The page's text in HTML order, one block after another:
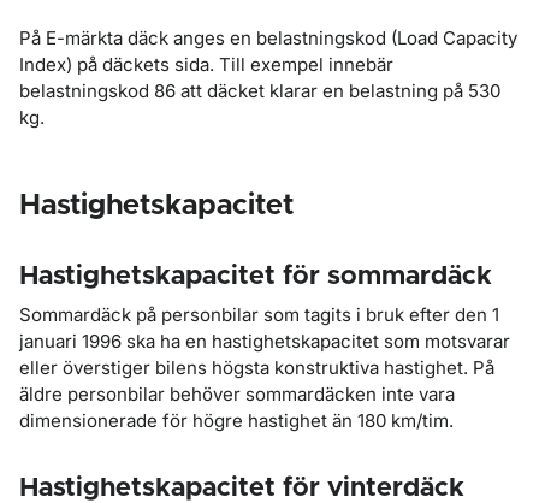
På E-märkta däck anges en belastningskod (Load Capacity
Index) på däckets sida. Till exempel innebär
belastningskod 86 att däcket klarar en belastning på 530
kg.
Hastighetskapacitet
Hastighetskapacitet för sommardäck
Sommardäck på personbilar som tagits i bruk efter den 1
januari 1996 ska ha en hastighetskapacitet som motsvarar
eller överstiger bilens högsta konstruktiva hastighet. På
äldre personbilar behöver sommardäcken inte vara
dimensionerade för högre hastighet än 180 km/tim.
Hastighetskapacitet för vinterdäck